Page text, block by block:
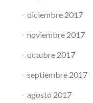
diciembre 2017
noviembre 2017
octubre 2017
septiembre 2017
agosto 2017